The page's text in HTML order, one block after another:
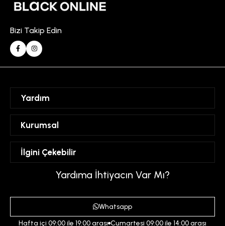
Bizi Takip Edin
Yardım
Hesabım
Favorilerim
Kurumsal
Mesafeli Satış Sözleşmesi
Üyelik Sözleşmesi
Gizlilik ve Güvenlik Politikası
Ödeme ve Teslimat Koşulları
İptal ve İade Koşulları
İlgini Çekebilir
Yardıma İhtiyacın Var Mı?
Whatsapp
Hafta içi 09:00 ile 19:00 arası Cumartesi 09:00 ile 14:00 arası